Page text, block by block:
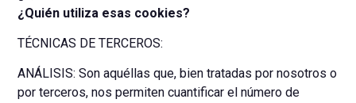
¿Quién utiliza esas cookies?
TÉCNICAS DE TERCEROS:
ANÁLISIS: Son aquéllas que, bien tratadas por nosotros o
por terceros, nos permiten cuantificar el número de